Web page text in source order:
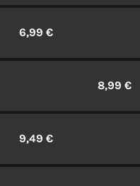
6,99 €
8,99 €
9,49 €